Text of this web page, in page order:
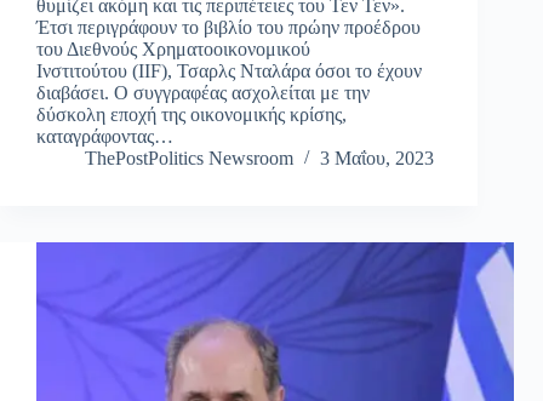
θυμίζει ακόμη και τις περιπέτειες του Τεν Τεν».
Έτσι περιγράφουν το βιβλίο του πρώην προέδρου
του Διεθνούς Χρηματοοικονομικού
Ινστιτούτου (IIF), Τσαρλς Νταλάρα όσοι το έχουν
διαβάσει. Ο συγγραφέας ασχολείται με την
δύσκολη εποχή της οικονομικής κρίσης,
καταγράφοντας…
ThePostPolitics Newsroom
3 Μαΐου, 2023